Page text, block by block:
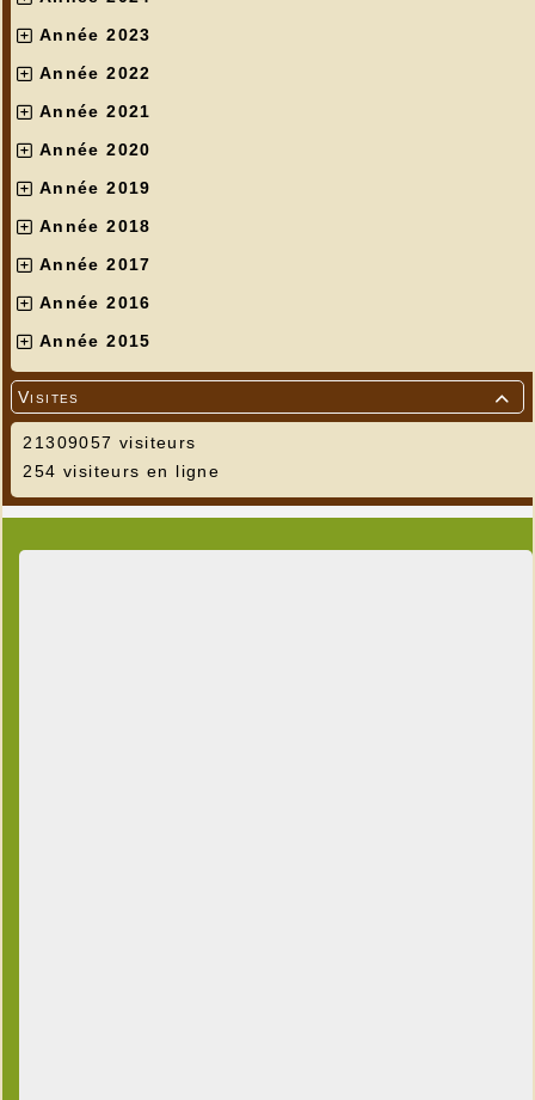
Année 2023
Année 2022
Année 2021
Année 2020
Année 2019
Année 2018
Année 2017
Année 2016
Année 2015

Visites
21309057 visiteurs
254 visiteurs en ligne